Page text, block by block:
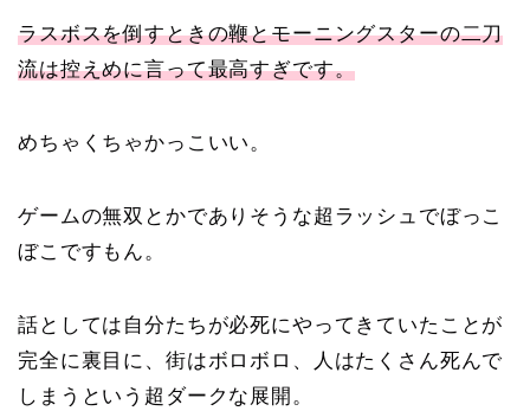
ラスボスを倒すときの鞭とモーニングスターの二刀
流は控えめに言って最高すぎです。
めちゃくちゃかっこいい。
ゲームの無双とかでありそうな超ラッシュでぼっこ
ぼこですもん。
話としては自分たちが必死にやってきていたことが
完全に裏目に、街はボロボロ、人はたくさん死んで
しまうという超ダークな展開。